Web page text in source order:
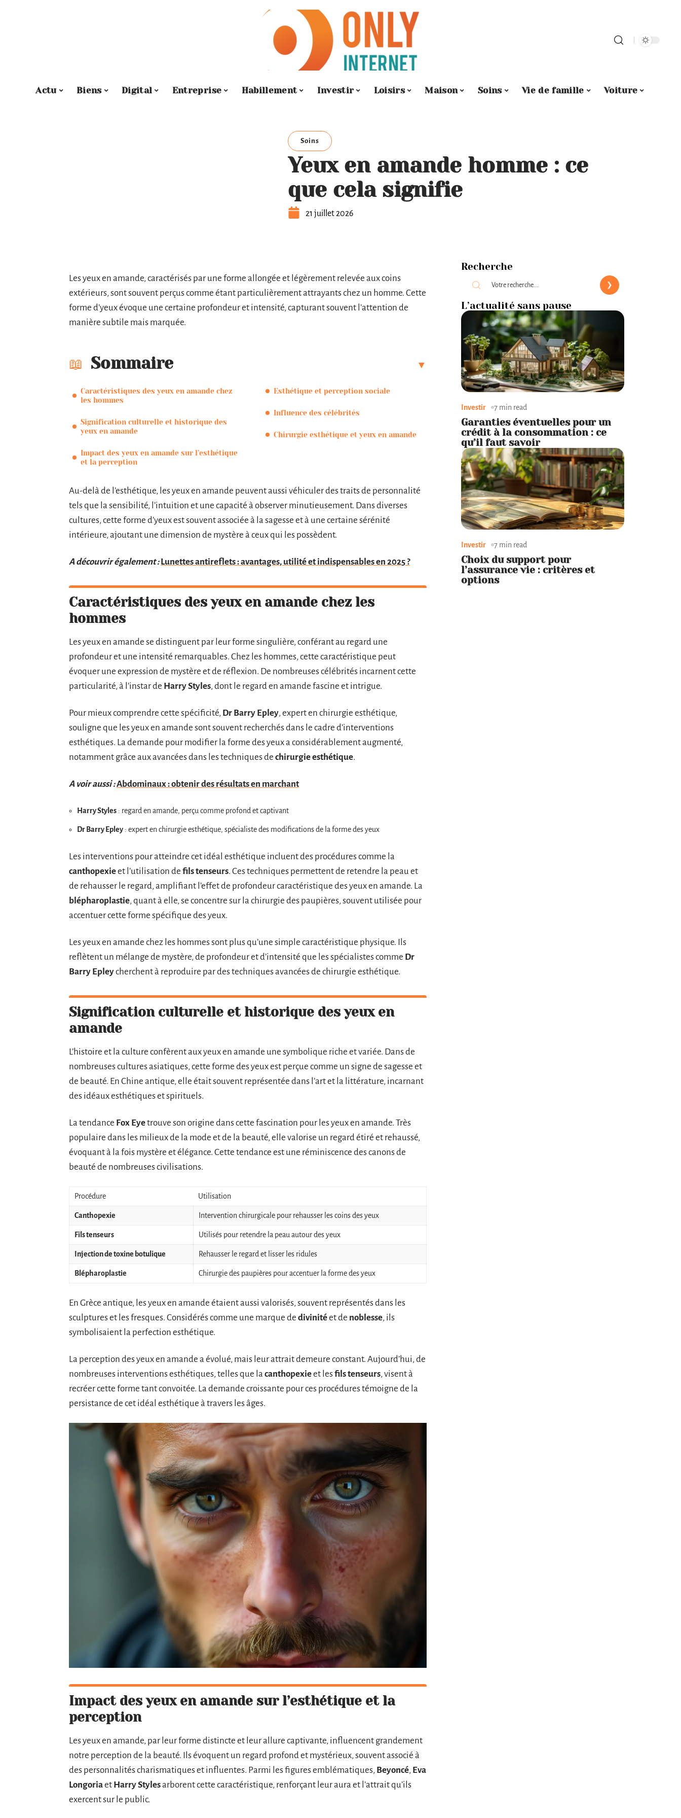
Actu Biens Digital Entreprise Habillement Investir Loisirs Maison Soins Vie de famille Voiture
Soins
Yeux en amande homme : ce
que cela signifie
21 juillet 2026
Les yeux en amande, caractérisés par une forme allongée et légèrement relevée aux coins
extérieurs, sont souvent perçus comme étant particulièrement attrayants chez un homme. Cette
forme d’yeux évoque une certaine profondeur et intensité, capturant souvent l’attention de
manière subtile mais marquée.
Sommaire
Caractéristiques des yeux en amande chez
les hommes
Signification culturelle et historique des
yeux en amande
Impact des yeux en amande sur l’esthétique
et la perception
Esthétique et perception sociale
Influence des célébrités
Chirurgie esthétique et yeux en amande
Au-delà de l’esthétique, les yeux en amande peuvent aussi véhiculer des traits de personnalité
tels que la sensibilité, l’intuition et une capacité à observer minutieusement. Dans diverses
cultures, cette forme d’yeux est souvent associée à la sagesse et à une certaine sérénité
intérieure, ajoutant une dimension de mystère à ceux qui les possèdent.
A découvrir également : Lunettes antireflets : avantages, utilité et indispensables en 2025 ?
Caractéristiques des yeux en amande chez les
hommes
Les yeux en amande se distinguent par leur forme singulière, conférant au regard une
profondeur et une intensité remarquables. Chez les hommes, cette caractéristique peut
évoquer une expression de mystère et de réflexion. De nombreuses célébrités incarnent cette
particularité, à l’instar de Harry Styles, dont le regard en amande fascine et intrigue.
Pour mieux comprendre cette spécificité, Dr Barry Epley, expert en chirurgie esthétique,
souligne que les yeux en amande sont souvent recherchés dans le cadre d’interventions
esthétiques. La demande pour modifier la forme des yeux a considérablement augmenté,
notamment grâce aux avancées dans les techniques de chirurgie esthétique.
A voir aussi :Abdominaux : obtenir des résultats en marchant
Harry Styles : regard en amande, perçu comme profond et captivant
Dr Barry Epley : expert en chirurgie esthétique, spécialiste des modifications de la forme des yeux
Les interventions pour atteindre cet idéal esthétique incluent des procédures comme la
canthopexieet l’utilisation de fils tenseurs. Ces techniques permettent de retendre la peau et
de rehausser le regard, amplifiant l’effet de profondeur caractéristique des yeux en amande. La
blépharoplastie, quant à elle, se concentre sur la chirurgie des paupières, souvent utilisée pour
accentuer cette forme spécifique des yeux.
Les yeux en amande chez les hommes sont plus qu’une simple caractéristique physique. Ils
reflètent un mélange de mystère, de profondeur et d’intensité que les spécialistes comme Dr
Barry Epleycherchent à reproduire par des techniques avancées de chirurgie esthétique.
Signification culturelle et historique des yeux en
amande
L’histoire et la culture confèrent aux yeux en amande une symbolique riche et variée. Dans de
nombreuses cultures asiatiques, cette forme des yeux est perçue comme un signe de sagesse et
de beauté. En Chine antique, elle était souvent représentée dans l’art et la littérature, incarnant
des idéaux esthétiques et spirituels.
La tendance Fox Eyetrouve son origine dans cette fascination pour les yeux en amande. Très
populaire dans les milieux de la mode et de la beauté, elle valorise un regard étiré et rehaussé,
évoquant à la fois mystère et élégance. Cette tendance est une réminiscence des canons de
beauté de nombreuses civilisations.
Procédure Utilisation
Canthopexie Intervention chirurgicale pour rehausser les coins des yeux
Fils tenseurs Utilisés pour retendre la peau autour des yeux
Injection de toxine botulique Rehausser le regard et lisser les ridules
Blépharoplastie Chirurgie des paupières pour accentuer la forme des yeux
En Grèce antique, les yeux en amande étaient aussi valorisés, souvent représentés dans les
sculptures et les fresques. Considérés comme une marque de divinitéet de noblesse, ils
symbolisaient la perfection esthétique.
La perception des yeux en amande a évolué, mais leur attrait demeure constant. Aujourd’hui, de
nombreuses interventions esthétiques, telles que la canthopexieet lesfils tenseurs, visent à
recréer cette forme tant convoitée. La demande croissante pour ces procédures témoigne de la
persistance de cet idéal esthétique à travers les âges.
Impact des yeux en amande sur l’esthétique et la
perception
Les yeux en amande, par leur forme distincte et leur allure captivante, influencent grandement
notre perception de la beauté. Ils évoquent un regard profond et mystérieux, souvent associé à
des personnalités charismatiques et influentes. Parmi les figures emblématiques, Beyoncé, Eva
Longoriaet Harry Stylesarborent cette caractéristique, renforçant leur aura et l’attrait qu’ils
exercent sur le public.
Recherche
L’actualité sans pause
Investir 7 min read
Garanties éventuelles pour un
crédit à la consommation : ce
qu’il faut savoir
Investir 7 min read
Choix du support pour
l’assurance vie : critères et
options